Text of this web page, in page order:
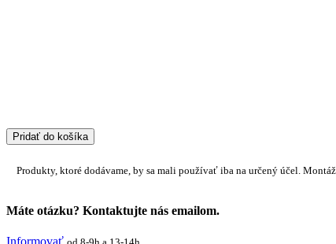
Pridať do košíka
Produkty, ktoré dodávame, by sa mali používať iba na určený účel.
Máte otázku? Kontaktujte nás emailom.